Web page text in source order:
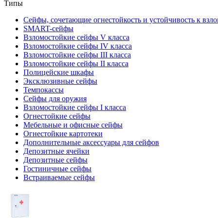
Типы
Сейфы, сочетающие огнестойкость и устойчивость к
SMART-сейфы
Взломостойкие сейфы V класса
Взломостойкие сейфы IV класса
Взломостойкие сейфы III класса
Взломостойкие сейфы II класса
Полицейские шкафы
Эксклюзивные сейфы
Темпокассы
Сейфы для оружия
Взломостойкие сейфы I класса
Огнестойкие сейфы
Мебельные и офисные сейфы
Огнестойкие картотеки
Дополнительные аксессуары для сейфов
Депозитные ячейки
Депозитные сейфы
Гостиничные сейфы
Встраиваемые сейфы